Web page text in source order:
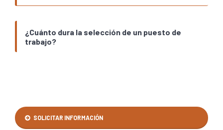
¿Cuánto dura la selección de un puesto de
trabajo?
SOLICITAR INFORMACIÓN